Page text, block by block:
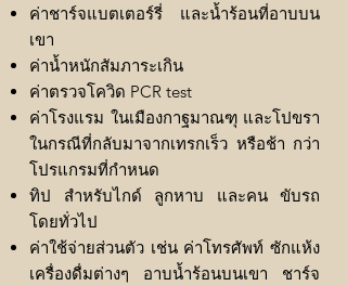
ค่าชาร์จแบตเตอร์รี่ และน้ำร้อนที่อาบบน
เขา
ค่าน้ำหนักสัมภาระเกิน
ค่าตรวจโควิด PCR test
ค่าโรงแรม ในเมืองกาฐมาณฑุ และโปขรา
ในกรณีที่กลับมาจากเทรกเร็ว หรือช้า กว่า
โปรแกรมที่กำหนด
ทิป สำหรับไกด์ ลูกหาบ และคน ขับรถ
โดยทั่วไป
ค่าใช้จ่ายส่วนตัว เช่น ค่าโทรศัพท์ ซักแห้ง
เครื่องดื่มต่างๆ อาบน้ำร้อนบนเขา ชาร์จ